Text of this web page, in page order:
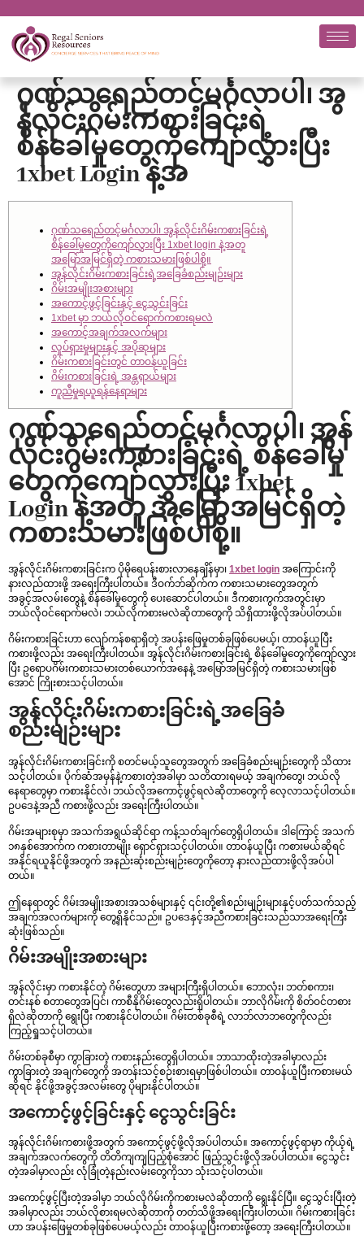
ဂုဏ်သရေည်တင့်မင်္ဂလာပါ၊ အွ
န်လိုင်းဂိမ်းကစားခြင်းရဲ့
စိန်ခေါ်မှုတွေကိုကျော်လွှားပြီး
1xbet Login နဲ့အ
ဂုဏ်သရေည်တင့်မင်္ဂလာပါ၊ အွန်လိုင်းဂိမ်းကစားခြင်းရဲ့
စိန်ခေါ်မှုတွေကိုကျော်လွှားပြီး 1xbet login နဲ့အတူ
အမြော်အမြင်ရှိတဲ့ ကစားသမားဖြစ်ပါစို့။
အွန်လိုင်းဂိမ်းကစားခြင်းရဲ့အခြေခံစည်းမျဉ်းများ
ဂိမ်းအမျိုးအစားများ
အကောင့်ဖွင့်ခြင်းနှင့် ငွေသွင်းခြင်း
1xbet မှာ ဘယ်လိုဝင်ရောက်ကစားရမလဲ
အကောင့်အချက်အလက်များ
လှုပ်ရှားမှုများနှင့် အပိုဆုများ
ဂိမ်းကစားခြင်းတွင် တာဝန်ယူခြင်း
ဂိမ်းကစားခြင်းရဲ့ အန္တရာယ်များ
ကူညီမှုရယူရန်နေရာများ
ဂုဏ်သရေည်တင့်မင်္ဂလာပါ၊ အွန်
လိုင်းဂိမ်းကစားခြင်းရဲ့ စိန်ခေါ်မှု
တွေကိုကျော်လွှားပြီး 1xbet
Login နဲ့အတူ အမြော်အမြင်ရှိတဲ့
ကစားသမားဖြစ်ပါစို့။
အွန်လိုင်းဂိမ်းကစားခြင်းက ပိုမိုရေပန်းစားလာနေချိန်မှာ၊ 1xbet login အကြောင်းကို
နားလည်ထားဖို့ အရေးကြီးပါတယ်။ ဒီဝက်ဘ်ဆိုက်က ကစားသမားတွေအတွက်
အခွင့်အလမ်းတွေနဲ့ စိန်ခေါ်မှုတွေကို ပေးဆောင်ပါတယ်။ ဒီကစားကွက်အတွင်းမှာ
ဘယ်လိုဝင်ရောက်မလဲ၊ ဘယ်လိုကစားမလဲဆိုတာတွေကို သိရှိထားဖို့လိုအပ်ပါတယ်။
ဂိမ်းကစားခြင်းဟာ လျော်ကန်စရာရှိတဲ့ အပန်းဖြေမှုတစ်ခုဖြစ်ပေမယ့်၊ တာဝန်ယူပြီး
ကစားဖို့လည်း အရေးကြီးပါတယ်။ အွန်လိုင်းဂိမ်းကစားခြင်းရဲ့ စိန်ခေါ်မှုတွေကိုကျော်လွှား
ပြီး ဥရောပဂိမ်းကစားသမားတစ်ယောက်အနေနဲ့ အမြော်အမြင်ရှိတဲ့ ကစားသမားဖြစ်
အောင် ကြိုးစားသင့်ပါတယ်။
အွန်လိုင်းဂိမ်းကစားခြင်းရဲ့အခြေခံ
စည်းမျဉ်းများ
အွန်လိုင်းဂိမ်းကစားခြင်းကို စတင်မယ့်သူတွေအတွက် အခြေခံစည်းမျဉ်းတွေကို သိထား
သင့်ပါတယ်။ ပိုက်ဆံအမှန်နဲ့ကစားတဲ့အခါမှာ သတိထားရမယ့် အချက်တွေ၊ ဘယ်လို
နေရာတွေမှာ ကစားနိုင်လဲ၊ ဘယ်လိုအကောင့်ဖွင့်ရလဲဆိုတာတွေကို လေ့လာသင့်ပါတယ်။
ဥပဒေနဲ့အညီ ကစားဖို့လည်း အရေးကြီးပါတယ်။
ဂိမ်းအများစုမှာ အသက်အရွယ်ဆိုင်ရာ ကန့်သတ်ချက်တွေရှိပါတယ်။ ဒါကြောင့် အသက်
၁၈နှစ်အောက်က ကစားတာမျိုး ရှောင်ရှားသင့်ပါတယ်။ တာဝန်ယူပြီး ကစားမယ်ဆိုရင်
အနိုင်ရယူနိုင်ဖို့အတွက် အနည်းဆုံးစည်းမျဉ်းတွေကိုတော့ နားလည်ထားဖို့လိုအပ်ပါ
တယ်။
ဤနေရာတွင် ဂိမ်းအမျိုးအစားအသစ်များနှင့် ၎င်းတို့၏စည်းမျဉ်းများနှင့်ပတ်သက်သည့်
အချက်အလက်များကို တွေ့ရှိနိုင်သည်။ ဥပဒေနှင့်အညီကစားခြင်းသည်သာအရေးကြီး
ဆုံးဖြစ်သည်။
ဂိမ်းအမျိုးအစားများ
အွန်လိုင်းမှာ ကစားနိုင်တဲ့ ဂိမ်းတွေဟာ အများကြီးရှိပါတယ်။ ဘောလုံး၊ ဘတ်စကား၊
တင်းနစ် စတာတွေအပြင်၊ ကာစီနိုဂိမ်းတွေလည်းရှိပါတယ်။ ဘာလိုဂိမ်းကို စိတ်ဝင်တစား
ရှိလဲဆိုတာကို ရွေးပြီး ကစားနိုင်ပါတယ်။ ဂိမ်းတစ်ခုစီရဲ့ လာဘ်လာဘတွေကိုလည်း
ကြည့်ရှုသင့်ပါတယ်။
ဂိမ်းတစ်ခုစီမှာ ကွာခြားတဲ့ ကစားနည်းတွေရှိပါတယ်။ ဘာသာထိုးတဲ့အခါမှာလည်း
ကွာခြားတဲ့ အချက်တွေကို အတန်းသင့်စဉ်းစားရမှာဖြစ်ပါတယ်။ တာဝန်ယူပြီးကစားမယ်
ဆိုရင် နိုင်ဖို့အခွင့်အလမ်းတွေ ပိုများနိုင်ပါတယ်။
အကောင့်ဖွင့်ခြင်းနှင့် ငွေသွင်းခြင်း
အွန်လိုင်းဂိမ်းကစားဖို့အတွက် အကောင့်ဖွင့်ဖို့လိုအပ်ပါတယ်။ အကောင့်ဖွင့်ရာမှာ ကိုယ့်ရဲ့
အချက်အလက်တွေကို တိတိကျကျပြည့်စုံအောင် ဖြည့်သွင်းဖို့လိုအပ်ပါတယ်။ ငွေသွင်း
တဲ့အခါမှာလည်း လုံခြုံတဲ့နည်းလမ်းတွေကိုသာ သုံးသင့်ပါတယ်။
အကောင့်ဖွင့်ပြီးတဲ့အခါမှာ ဘယ်လိုဂိမ်းကိုကစားမလဲဆိုတာကို ရွေးနိုင်ပြီ။ ငွေသွင်းပြီးတဲ့
အခါမှာလည်း ဘယ်လိုစားရမလဲဆိုတာကို တတ်သိဖို့အရေးကြီးပါတယ်။ ဂိမ်းကစားခြင်း
ဟာ အပန်းဖြေမှုတစ်ခုဖြစ်ပေမယ့်လည်း တာဝန်ယူပြီးကစားဖို့တော့ အရေးကြီးပါတယ်။